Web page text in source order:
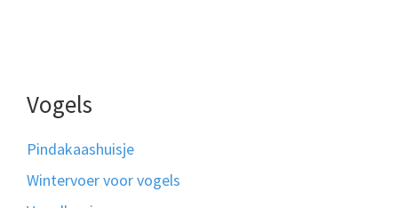
Vogels
Pindakaashuisje
Wintervoer voor vogels